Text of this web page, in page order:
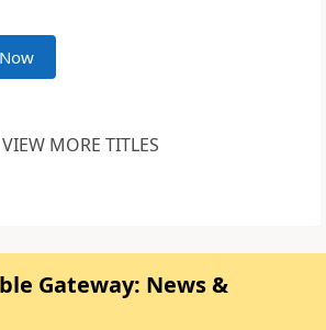
VIEW MORE TITLES
Gateway: News &